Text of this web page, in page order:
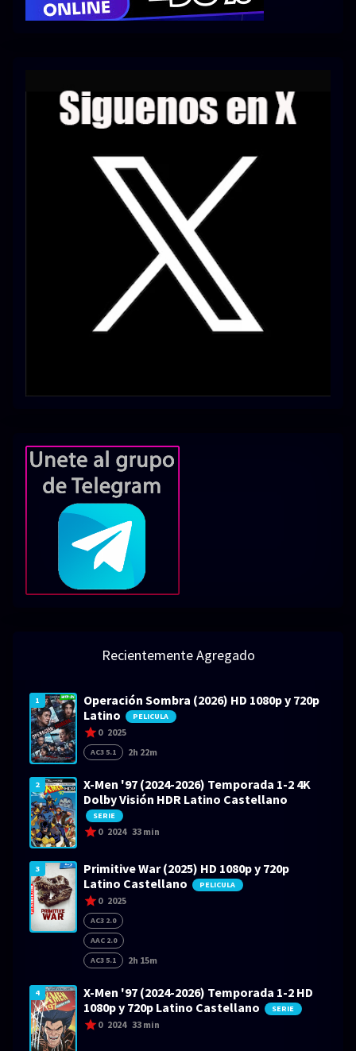
Recientemente Agregado
1
Operación Sombra (2026) HD 1080p y 720p
Latino
PELICULA
0 2025
AC3 5.1 2h 22m
2
X-Men '97 (2024-2026) Temporada 1-2 4K
Dolby Visión HDR Latino Castellano
SERIE
0 2024 33 min
3
Primitive War (2025) HD 1080p y 720p
Latino Castellano
PELICULA
0 2025
AC3 2.0
AAC 2.0
AC3 5.1
2h 15m
4
X-Men '97 (2024-2026) Temporada 1-2 HD
1080p y 720p Latino Castellano
SERIE
0 2024 33 min